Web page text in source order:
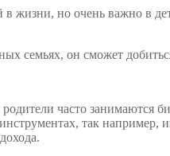
жизни, но очень важно в
семьях, он сможет
часто занимаются
так например,